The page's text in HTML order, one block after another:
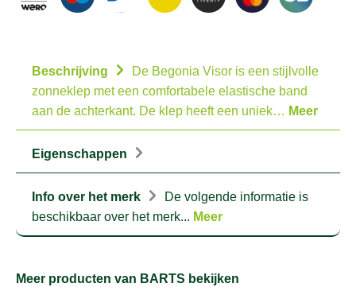
Beschrijving
De Begonia Visor is een stijlvolle
zonneklep met een comfortabele elastische band
aan de achterkant. De klep heeft een uniek… Meer
Eigenschappen
Info over het merk
De volgende informatie is
beschikbaar over het merk... Meer
Meer producten van BARTS bekijken